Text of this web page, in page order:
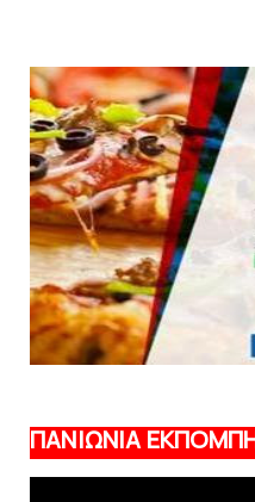
Πανιώνια
ΠΑΝΙΩΝΙΑ